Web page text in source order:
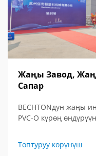
Жаңы Завод,
Сапар
BECHTONдун жаңы
PVC-O күрөң
келечегин көрүңүз.
Топтуруу көрүнүш